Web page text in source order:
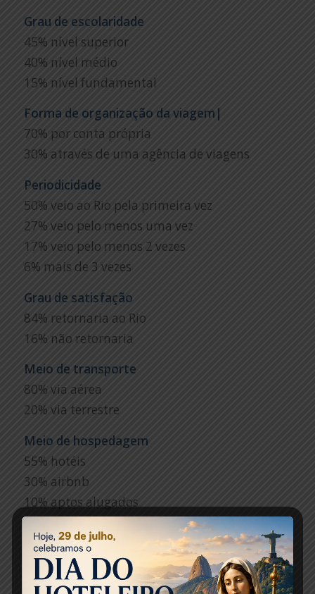
Grau de escolaridade
45% nível superior
40% nível médio
15% nível fundamental
Forma de organização da viagem|
70% por conta própria
30% através de uma agência de viagens
Periodicidade
50% veio ao Rio pela primeira vez
27% veio pelo menos uma vez
17% veio pelo menos 2 vezes
6% mais de 3 vezes
Grau de satisfação
84% retornaria ao Rio
16% não retornaria
Meio de transporte
80% via aérea
20% via terrestre
Meio de hospedagem
55% hotéis
30% airbnb
10% aptos alugados
5% casa de amigos
Pontos Positivos
40% praias